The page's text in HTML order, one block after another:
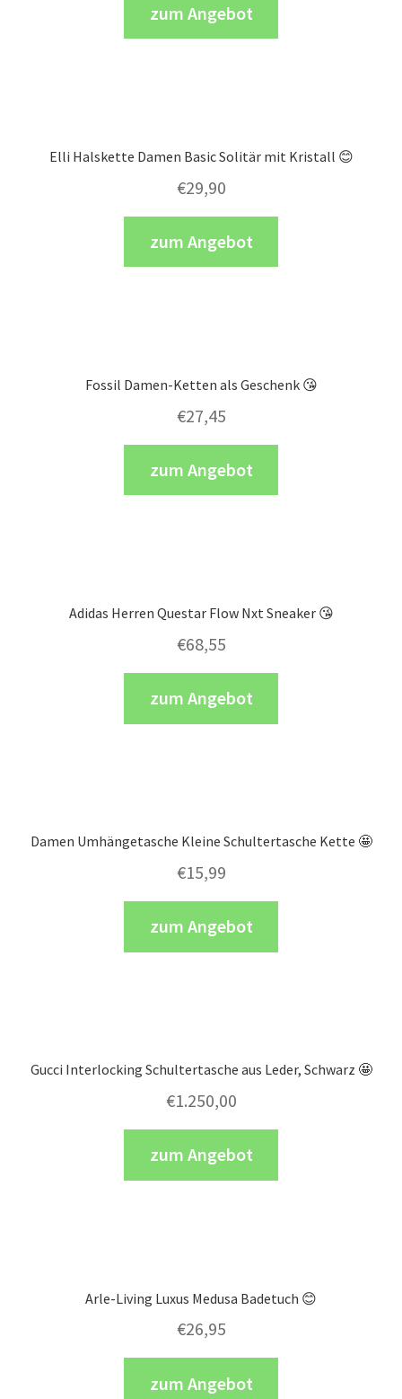
zum Angebot
Elli Halskette Damen Basic Solitär mit Kristall 😊
€29,90
zum Angebot
Fossil Damen-Ketten als Geschenk 😘
€27,45
zum Angebot
Adidas Herren Questar Flow Nxt Sneaker 😘
€68,55
zum Angebot
Damen Umhängetasche Kleine Schultertasche Kette 🤩
€15,99
zum Angebot
Gucci Interlocking Schultertasche aus Leder, Schwarz 🤩
€1.250,00
zum Angebot
Arle-Living Luxus Medusa Badetuch 😊
€26,95
zum Angebot